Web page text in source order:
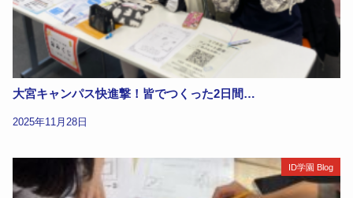
大宮キャンパス快進撃！皆でつくった2日間…
2025年11月28日
ID学園 Blog